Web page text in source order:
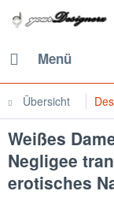
Menü
Übersicht
Weißes
Negligee
erotisches